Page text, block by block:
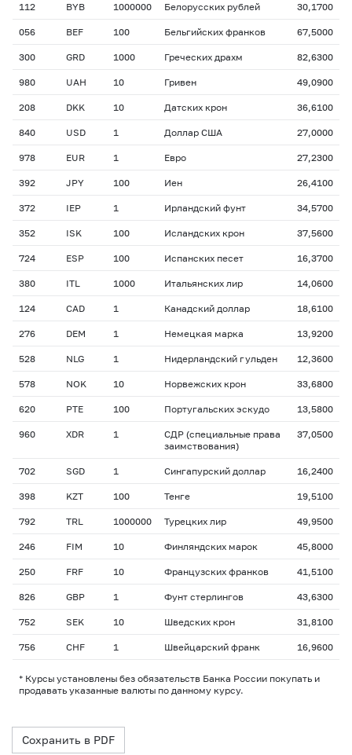
112 BYB 1000000 Белoрусских рублей 30,1700
056 BEF 100 Бельгийских франков 67,5000
300 GRD 1000 Греческих драхм 82,6300
980 UAH 10 Гривен 49,0900
208 DKK 10 Датских крон 36,6100
840 USD 1 Доллар США 27,0000
978 EUR 1 Евро 27,2300
392 JPY 100 Иен 26,4100
372 IEP 1 Ирландский фунт 34,5700
352 ISK 100 Исландских крон 37,5600
724 ESP 100 Испанских песет 16,3700
380 ITL 1000 Итальянских лир 14,0600
124 CAD 1 Канадский доллар 18,6100
276 DEM 1 Немецкая марка 13,9200
528 NLG 1 Нидерландский гульден 12,3600
578 NOK 10 Норвежских крон 33,6800
620 PTE 100 Португальских эскудо 13,5800
960 XDR 1
СДР (специальные права
заимствования)
37,0500
702 SGD 1 Сингапурский доллар 16,2400
398 KZT 100 Тенге 19,5100
792 TRL 1000000 Турецких лир 49,9500
246 FIM 10 Финляндских марок 45,8000
250 FRF 10 Французских франков 41,5100
826 GBP 1 Фунт стерлингов 43,6300
752 SEK 10 Шведских крон 31,8100
756 CHF 1 Швейцарский франк 16,9600
* Курсы установлены без обязательств Банка России покупать и
продавать указанные валюты по данному курсу.
Сохранить в PDF